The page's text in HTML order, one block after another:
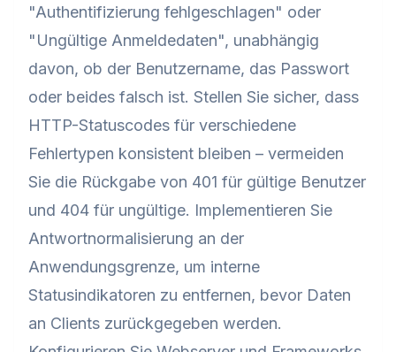
"Authentifizierung fehlgeschlagen" oder
"Ungültige Anmeldedaten", unabhängig
davon, ob der Benutzername, das Passwort
oder beides falsch ist. Stellen Sie sicher, dass
HTTP-Statuscodes für verschiedene
Fehlertypen konsistent bleiben – vermeiden
Sie die Rückgabe von 401 für gültige Benutzer
und 404 für ungültige. Implementieren Sie
Antwortnormalisierung an der
Anwendungsgrenze, um interne
Statusindikatoren zu entfernen, bevor Daten
an Clients zurückgegeben werden.